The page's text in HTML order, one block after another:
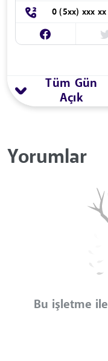
0 (5xx) xxx xx
Tüm Gün
Açık
Yorumlar
Bu işletme